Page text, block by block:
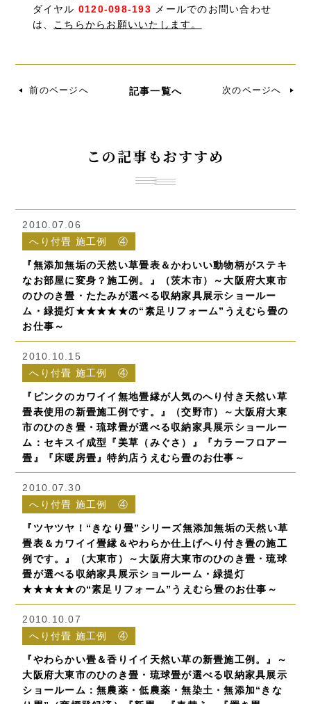
ダイヤル 0120-098-193
メールでのお問い合わせ
は、
こちらからお願いいたします。
前のページへ 記事一覧へ 次のページへ
この記事もおすすめ
2010.07.06
へり付畳 施工例 ④
『無添加無垢の天然い草畳表＆かわいい動物柄がステキ
なお部屋に変身？施工例。』（茨木市）～大阪府大東市
のひのき畳・たたみが選べる収納家具展示ショールー
ム・緑提灯★★★★★の“素足リフォーム”うえむら畳の
お仕事～
2010.10.15
へり付畳 施工例 ④
『ピンクのカワイイ無地畳縁が人気のへり付き天然い草
畳表使用の新畳施工例です。』（交野市）～大阪府大東
市のひのき畳・琉球畳が選べる収納家具展示ショールー
ム：セキスイ成型『美草（みぐさ）』『カラーフロアー
畳』『床暖房畳』特約店うえむら畳のお仕事～
2010.07.30
へり付畳 施工例 ④
『ツヤツヤ！“きなり畳”シリーズ無添加無垢の天然い草
畳表＆カワイイ畳縁＆やわらか仕上げへり付き畳の施工
例です。』（大東市）～大阪府大東市のひのき畳・琉球
畳が選べる収納家具展示ショールーム・緑提灯
★★★★★の“素足リフォーム”うえむら畳のお仕事～
2010.10.07
へり付畳 施工例 ④
『やわらかい畳＆香りイイ天然い草の新畳施工例。』～
大阪府大東市のひのき畳・琉球畳が選べる収納家具展示
ショールーム：無農薬・低農薬・無染土・無添加“きな